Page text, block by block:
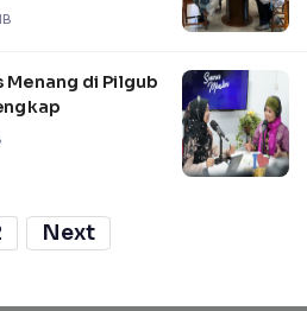
Menang di Pilgub
Next